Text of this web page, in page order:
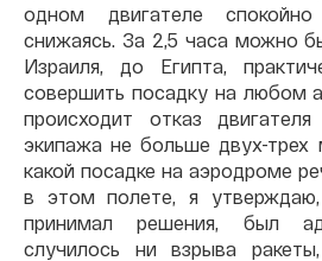
одном двигателе
снижаясь. За 2,5 часа можно
Израиля, до Египта,
совершить посадку на любом
происходит отказ
экипажа не больше двух-трех
какой посадке на аэродроме
в этом полете, я
принимал решения, был
случилось ни взрыва